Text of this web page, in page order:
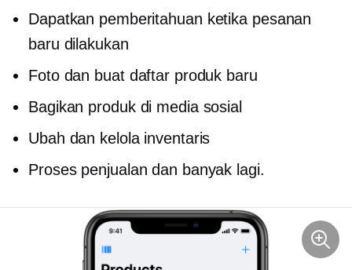
Dapatkan pemberitahuan ketika pesanan
baru dilakukan
Foto dan buat daftar produk baru
Bagikan produk di media sosial
Ubah dan kelola inventaris
Proses penjualan dan banyak lagi.